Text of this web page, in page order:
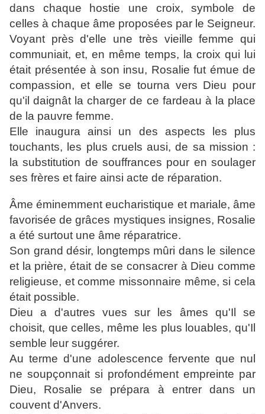
dans chaque hostie une croix, symbole de
celles à chaque âme proposées par le Seigneur.
Voyant près d'elle une très vieille femme qui
communiait, et, en même temps, la croix qui lui
était présentée à son insu, Rosalie fut émue de
compassion, et elle se tourna vers Dieu pour
qu'il daignât la charger de ce fardeau à la place
de la pauvre femme.
Elle inaugura ainsi un des aspects les plus
touchants, les plus cruels ausi, de sa mission :
la substitution de souffrances pour en soulager
ses frères et faire ainsi acte de réparation.
Âme éminemment eucharistique et mariale, âme
favorisée de grâces mystiques insignes, Rosalie
a été surtout une âme réparatrice.
Son grand désir, longtemps mûri dans le silence
et la prière, était de se consacrer à Dieu comme
religieuse, et comme missonnaire même, si cela
était possible.
Dieu a d'autres vues sur les âmes qu'Il se
choisit, que celles, même les plus louables, qu'Il
semble leur suggérer.
Au terme d'une adolescence fervente que nul
ne soupçonnait si profondément empreinte par
Dieu, Rosalie se prépara à entrer dans un
couvent d'Anvers.